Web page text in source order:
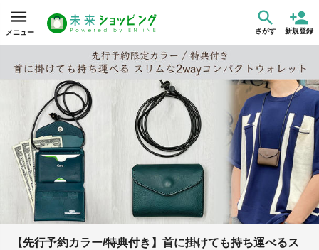
メニュー さがす 新規登録
【先行予約カラー/特典付き】首に掛けても持ち運べるス